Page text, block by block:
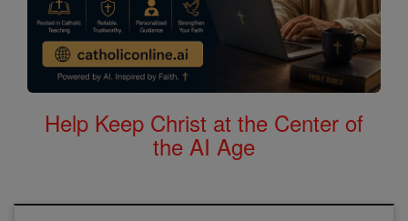
Help Keep Christ at the Center of
the AI Age